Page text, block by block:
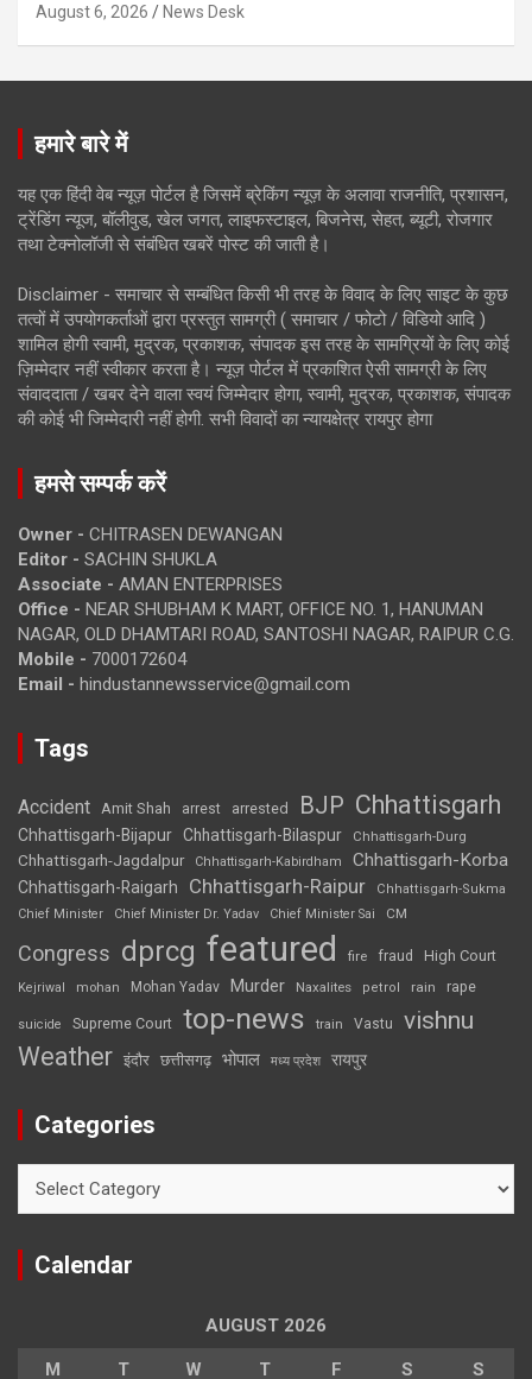
August 6, 2026 News Desk
हमारे बारे में
यह एक हिंदी वेब न्यूज़ पोर्टल है जिसमें ब्रेकिंग न्यूज़ के अलावा राजनीति, प्रशासन,
ट्रेंडिंग न्यूज, बॉलीवुड, खेल जगत, लाइफस्टाइल, बिजनेस, सेहत, ब्यूटी, रोजगार
तथा टेक्नोलॉजी से संबंधित खबरें पोस्ट की जाती है।
Disclaimer - समाचार से सम्बंधित किसी भी तरह के विवाद के लिए साइट के कुछ
तत्वों में उपयोगकर्ताओं द्वारा प्रस्तुत सामग्री ( समाचार / फोटो / विडियो आदि )
शामिल होगी स्वामी, मुद्रक, प्रकाशक, संपादक इस तरह के सामग्रियों के लिए कोई
ज़िम्मेदार नहीं स्वीकार करता है। न्यूज़ पोर्टल में प्रकाशित ऐसी सामग्री के लिए
संवाददाता / खबर देने वाला स्वयं जिम्मेदार होगा, स्वामी, मुद्रक, प्रकाशक, संपादक
की कोई भी जिम्मेदारी नहीं होगी. सभी विवादों का न्यायक्षेत्र रायपुर होगा
हमसे सम्पर्क करें
Owner - CHITRASEN DEWANGAN
Editor - SACHIN SHUKLA
Associate - AMAN ENTERPRISES
Office - NEAR SHUBHAM K MART, OFFICE NO. 1, HANUMAN
NAGAR, OLD DHAMTARI ROAD, SANTOSHI NAGAR, RAIPUR C.G.
Mobile - 7000172604
Email - hindustannewsservice@gmail.com
Tags
Accident Amit Shah arrest arrested BJP Chhattisgarh
Chhattisgarh-Bijapur Chhattisgarh-Bilaspur Chhattisgarh-Durg
Chhattisgarh-Jagdalpur Chhattisgarh-Kabirdham Chhattisgarh-Korba
Chhattisgarh-Raigarh Chhattisgarh-Raipur
Chhattisgarh-Sukma
Chief Minister
Chief Minister Dr. Yadav Chief Minister Sai CM
Congress dprcg featured fire fraud High Court
Kejriwal mohan Mohan Yadav Murder Naxalites petrol rain rape
suicide Supreme Court top-news train Vastu vishnu
Weather इंदौर छत्तीसगढ़ भोपाल मध्य प्रदेश रायपुर
Categories
Calendar
AUGUST 2026
M T W T F S S